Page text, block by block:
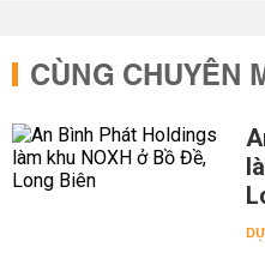
CÙNG CHUYÊN